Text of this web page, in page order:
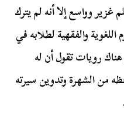
وواسع إلا أنه لم يترك
والفقهية لطلابه في
رويات تقول أن له
من الشهرة وتدوين سيرته